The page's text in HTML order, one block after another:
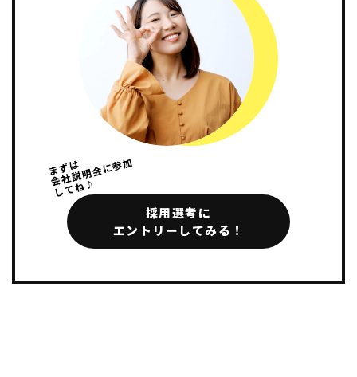
まずは
会社説明会に参加
してね♪
採用選考に
エントリーしてみる！